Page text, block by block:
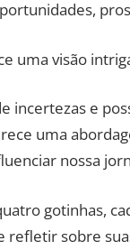
uma visão
incertezas e
uma
nossa
gotinhas,
sobre